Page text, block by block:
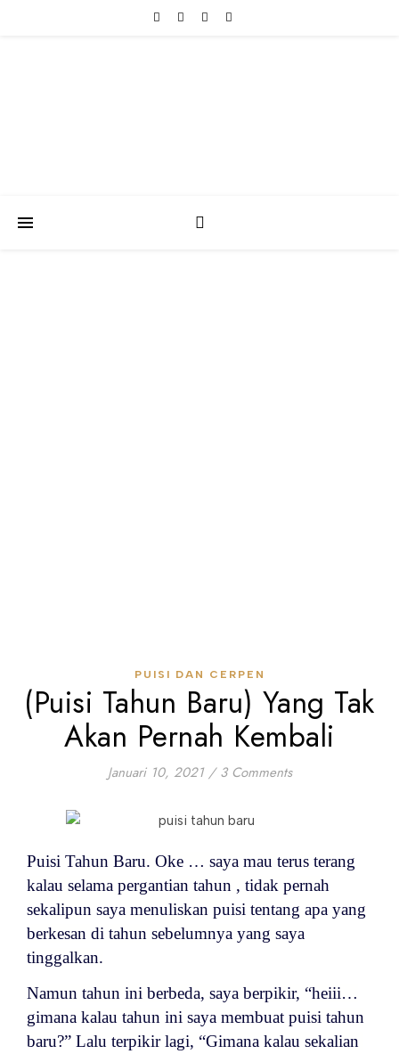
PUISI DAN CERPEN
(Puisi Tahun Baru) Yang Tak
Akan Pernah Kembali
Januari 10, 2021 / 3 Comments
Puisi Tahun Baru. Oke … saya mau terus terang
kalau selama pergantian tahun , tidak pernah
sekalipun saya menuliskan puisi tentang apa yang
berkesan di tahun sebelumnya yang saya
tinggalkan.
Namun tahun ini berbeda, saya berpikir, “heiii…
gimana kalau tahun ini saya membuat puisi tahun
baru?” Lalu terpikir lagi, “Gimana kalau sekalian